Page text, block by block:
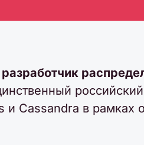
и Cassandra в рамках